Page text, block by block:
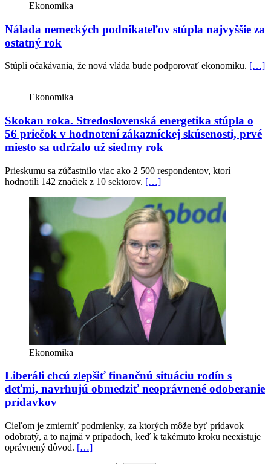
Ekonomika
Nálada nemeckých podnikateľov stúpla najvyššie za
ostatný rok
Stúpli očakávania, že nová vláda bude podporovať ekonomiku. […]
Ekonomika
Skokan roka. Stredoslovenská energetika stúpla o
56 priečok v hodnotení zákazníckej skúsenosti, prvé
miesto sa udržalo už siedmy rok
Prieskumu sa zúčastnilo viac ako 2 500 respondentov, ktorí
hodnotili 142 značiek z 10 sektorov. […]
Ekonomika
Liberáli chcú zlepšiť finančnú situáciu rodín s
deťmi, navrhujú obmedziť neoprávnené odoberanie
prídavkov
Cieľom je zmierniť podmienky, za ktorých môže byť prídavok
odobratý, a to najmä v prípadoch, keď k takémuto kroku neexistuje
oprávnený dôvod. […]